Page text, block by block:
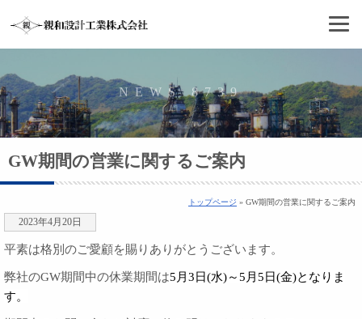
NEWS 8739
GW期間の営業に関するご案内
トップページ » GW期間の営業に関するご案内
2023年4月20日
平素は格別のご愛顧を賜りありがとうございます。
弊社のGW期間中の休業期間は5月3日(水)～5月5日(金)となりま
す。